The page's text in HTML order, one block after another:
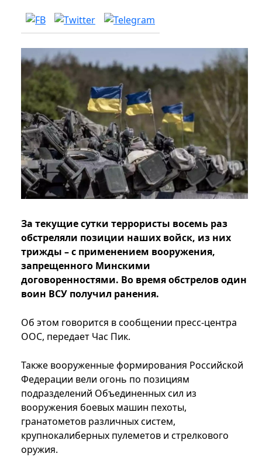
За текущие сутки террористы восемь раз
обстреляли позиции наших войск, из них
трижды – с применением вооружения,
запрещенного Минскими
договоренностями. Во время обстрелов один
воин ВСУ получил ранения.
Об этом говорится в сообщении пресс-центра
ООС, передает Час Пик.
Также вооруженные формирования Российской
Федерации вели огонь по позициям
подразделений Объединенных сил из
вооружения боевых машин пехоты,
гранатометов различных систем,
крупнокалиберных пулеметов и стрелкового
оружия.